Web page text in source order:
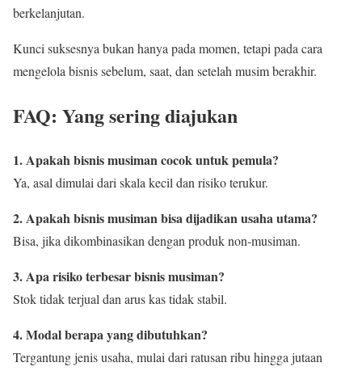
berkelanjutan.
Kunci suksesnya bukan hanya pada momen, tetapi pada cara
mengelola bisnis sebelum, saat, dan setelah musim berakhir.
FAQ: Yang sering diajukan
1. Apakah bisnis musiman cocok untuk pemula?
Ya, asal dimulai dari skala kecil dan risiko terukur.
2. Apakah bisnis musiman bisa dijadikan usaha utama?
Bisa, jika dikombinasikan dengan produk non-musiman.
3. Apa risiko terbesar bisnis musiman?
Stok tidak terjual dan arus kas tidak stabil.
4. Modal berapa yang dibutuhkan?
Tergantung jenis usaha, mulai dari ratusan ribu hingga jutaan